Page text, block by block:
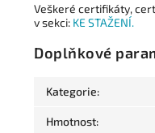
Veškeré certifikáty,
v sekci: KE STAŽENÍ.
Doplňkové
Kategorie:
Hmotnost: